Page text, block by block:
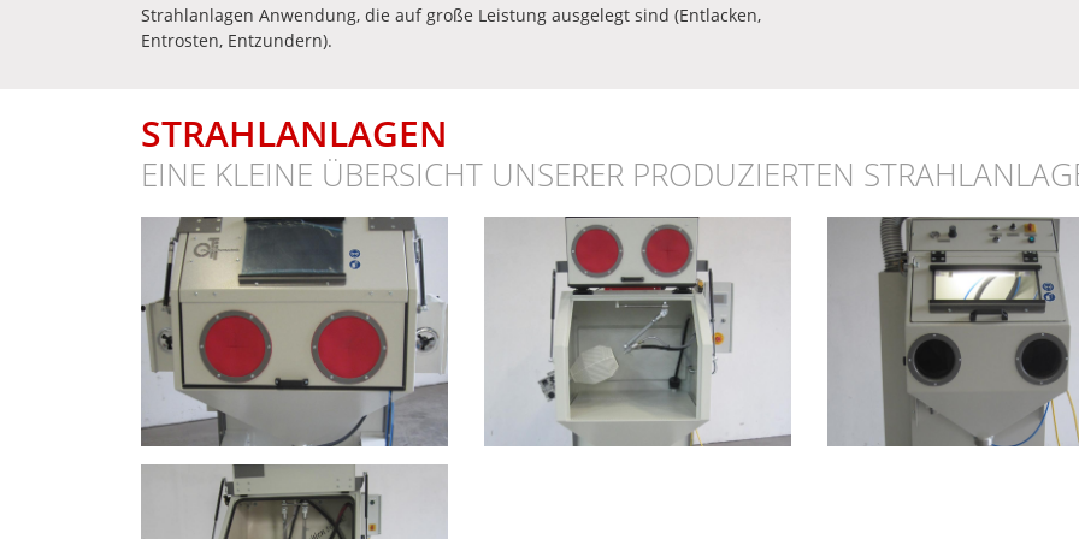
Strahlanlagen Anwendung, die auf große Leistung ausgelegt sind (Entlacken,
Entrosten, Entzundern).
STRAHLANLAGEN
EINE KLEINE ÜBERSICHT UNSERER PRODUZIERTEN